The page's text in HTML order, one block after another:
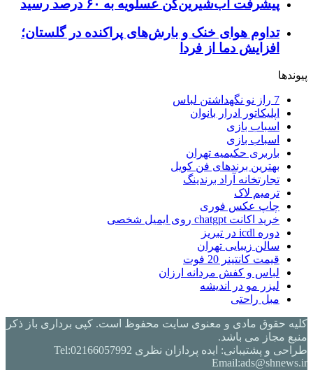
پیشرفت آب‌شیرین‌کن عسلویه به ۶۰ درصد رسید
تداوم هوای خنک و بارش‌های پراکنده در گلستان؛
افزایش دما از فردا
پیوندها
7 راز نو نگهداشتن لباس
اپلیکاتور ادرار بانوان
اسباب بازی
اسباب بازی
باربری حکیمیه تهران
بهترین برندهای فن کویل
تجارتخانه آراد برندینگ
ترمیم لاک
چاپ عکس فوری
خرید اکانت chatgpt روی ایمیل شخصی
دوره icdl در تبریز
سالن زیبایی تهران
قیمت کانتینر 20 فوت
لباس و کفش مردانه ارزان
لیزر مو در اندیشه
مبل راحتی
کلیه حقوق مادی و معنوی سایت محفوظ است. کپی برداری باز ذکر
منبع مجاز می باشد.
طراحی و پشتیبانی: ایده پردازان نظری Tel:02166057992
Email:ads@shnews.ir